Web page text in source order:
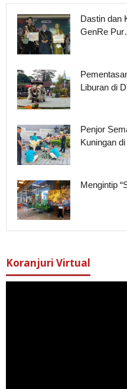
Dastin dan
GenRe
Liburan di
Penjor
Kuningan
Mengintip
Koranjuri Virtual